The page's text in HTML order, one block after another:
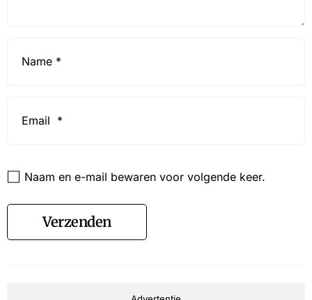
Naam en e-mail bewaren voor volgende keer.
Verzenden